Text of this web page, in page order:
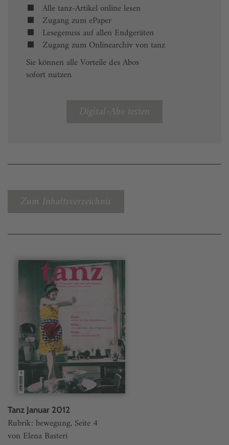
Alle tanz-Artikel online lesen
Zugang zum ePaper
Lesegenuss auf allen Endgeräten
Zugang zum Onlinearchiv von tanz
Sie können alle Vorteile des Abos
sofort nutzen
Digital-Abo testen
Zum Inhaltsverzeichnis
Tanz Januar 2012
Rubrik: bewegung, Seite 4
von Elena Basteri